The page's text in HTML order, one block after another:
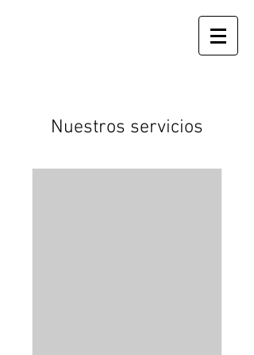
Nuestros servicios